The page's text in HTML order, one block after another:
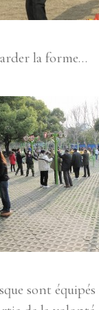
la forme…
sont